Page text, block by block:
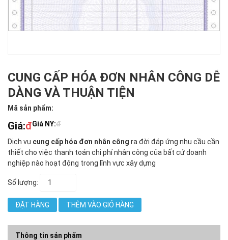
CUNG CẤP HÓA ĐƠN NHÂN CÔNG DỄ
DÀNG VÀ THUẬN TIỆN
Mã sản phẩm:
Giá:đGiá NY:đ
Dịch vụ cung cấp hóa đơn nhân công ra đời đáp ứng nhu cầu cần
thiết cho việc thanh toán chi phí nhân công của bất cứ doanh
nghiệp nào hoạt động trong lĩnh vực xây dựng
Số lượng:
ĐẶT HÀNG THÊM VÀO GIỎ HÀNG
Thông tin sản phẩm